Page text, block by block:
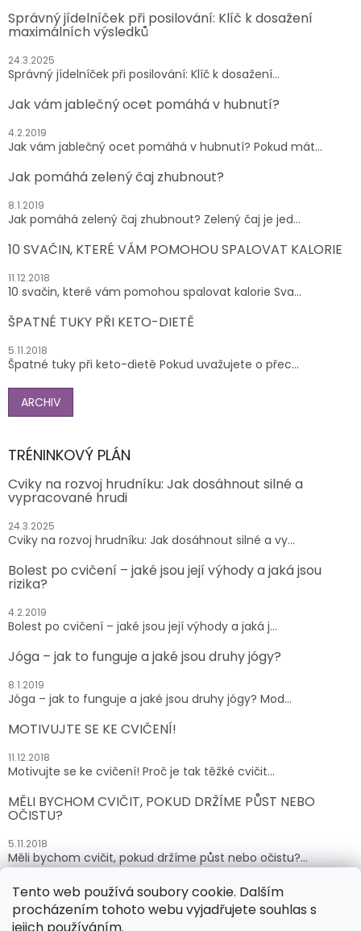
Tento web používá soubory cookie. Dalším
procházením tohoto webu vyjadřujete souhlas s
Správný jídelníček při posilování: Klíč k dosažení
maximálních výsledků
24.3.2025
Správný jídelníček při posilování: Klíč k dosažení...
Jak vám jablečný ocet pomáhá v hubnutí?
4.2.2019
Jak vám jablečný ocet pomáhá v hubnutí? Pokud mát...
Jak pomáhá zelený čaj zhubnout?
8.1.2019
Jak pomáhá zelený čaj zhubnout? Zelený čaj je jed...
10 SVAČIN, KTERÉ VÁM POMOHOU SPALOVAT KALORIE
11.12.2018
10 svačin, které vám pomohou spalovat kalorie Sva...
ŠPATNÉ TUKY PŘI KETO-DIETĚ
5.11.2018
Špatné tuky při keto-dietě Pokud uvažujete o přec...
ARCHIV
TRÉNINKOVÝ PLÁN
Cviky na rozvoj hrudníku: Jak dosáhnout silné a
vypracované hrudi
24.3.2025
Cviky na rozvoj hrudníku: Jak dosáhnout silné a vy...
Bolest po cvičení – jaké jsou její výhody a jaká jsou
rizika?
4.2.2019
Bolest po cvičení – jaké jsou její výhody a jaká j...
Jóga – jak to funguje a jaké jsou druhy jógy?
8.1.2019
Jóga – jak to funguje a jaké jsou druhy jógy? Mod...
MOTIVUJTE SE KE CVIČENÍ!
11.12.2018
Motivujte se ke cvičení! Proč je tak těžké cvičit...
MĚLI BYCHOM CVIČIT, POKUD DRŽÍME PŮST NEBO
OČISTU?
5.11.2018
Měli bychom cvičit, pokud držíme půst nebo očistu?...
ARCHIV